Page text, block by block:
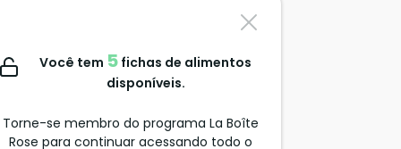
Contate-nos
support@alimentation-
Você tem 5 fichas de alimentos
disponíveis.
Torne-se membro do programa La Boîte
Rose para continuar acessando todo o